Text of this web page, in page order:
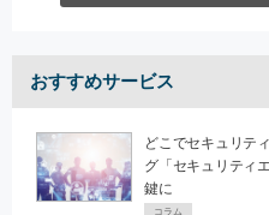
おすすめサービス
どこでセキュリテ
グ「セキュリティ
鍵に
コラム